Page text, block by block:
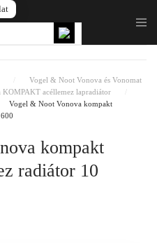
Vogel & Noot Vonova és Vonomat
acéllemez lapradiátor
Vogel & Noot Vonova kompakt
kompakt
radiátor 10